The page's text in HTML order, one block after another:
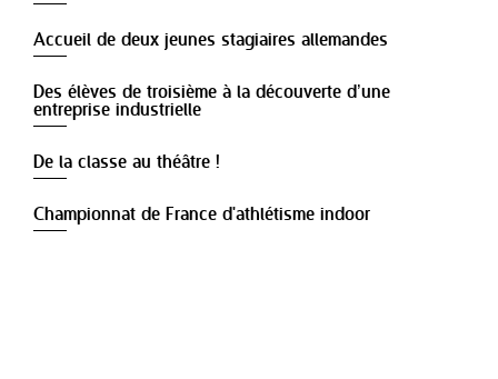
Accueil de deux jeunes stagiaires allemandes
Des élèves de troisième à la découverte d’une
entreprise industrielle
De la classe au théâtre !
Championnat de France d'athlétisme indoor